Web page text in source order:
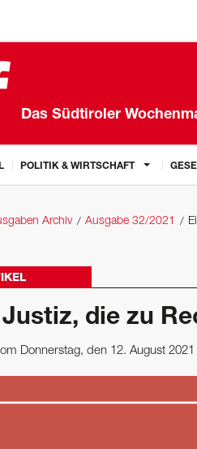
Das Südtiroler
POLITIK & WIRTSCHAFT
Archiv Ausgabe 32/2021
Justiz, die zu
Donnerstag, den 12. August 2021